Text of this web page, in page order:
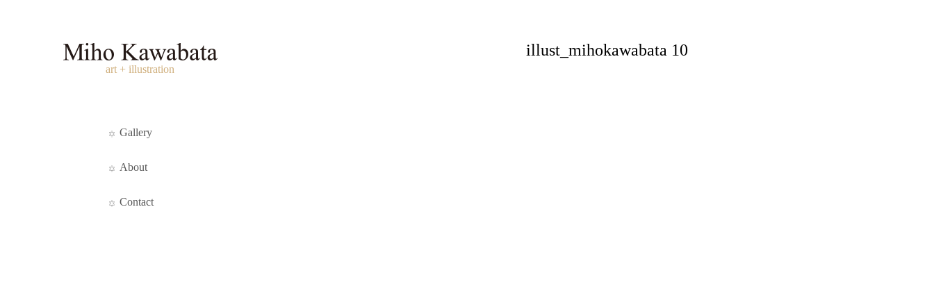
art + illustration
Gallery
About
Contact
illust_mihokawabata 10